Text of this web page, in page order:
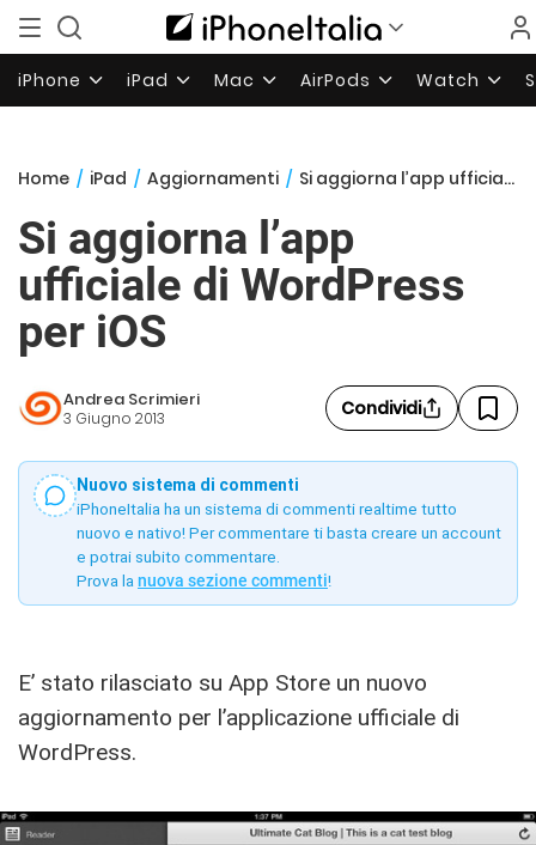
iPhone iPad Mac AirPods Watch
Home / iPad / Aggiornamenti / Si aggiorna l’app ufficiale di WordPress per iOS
Si aggiorna l’app
ufficiale di WordPress
per iOS
Andrea Scrimieri
3 Giugno 2013 Condividi
Nuovo sistema di commenti
iPhoneItalia ha un sistema di commenti realtime tutto
nuovo e nativo! Per commentare ti basta creare un account
e potrai subito commentare.
Prova la nuova sezione commenti!
E’ stato rilasciato su App Store un nuovo
aggiornamento per l’applicazione ufficiale di
WordPress.